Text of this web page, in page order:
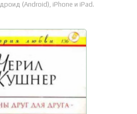
(Android), iPhone и iPad.